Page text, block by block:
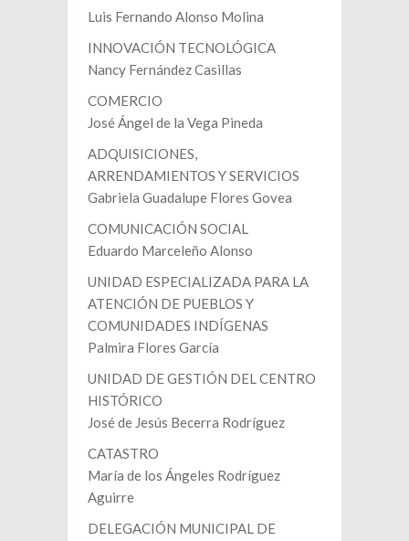
Luis Fernando Alonso Molina
INNOVACIÓN TECNOLÓGICA
Nancy Fernández Casillas
COMERCIO
José Ángel de la Vega Pineda
ADQUISICIONES,
ARRENDAMIENTOS Y SERVICIOS
Gabriela Guadalupe Flores Govea
COMUNICACIÓN SOCIAL
Eduardo Marceleño Alonso
UNIDAD ESPECIALIZADA PARA LA
ATENCIÓN DE PUEBLOS Y
COMUNIDADES INDÍGENAS
Palmira Flores García
UNIDAD DE GESTIÓN DEL CENTRO
HISTÓRICO
José de Jesús Becerra Rodríguez
CATASTRO
María de los Ángeles Rodríguez
Aguirre
DELEGACIÓN MUNICIPAL DE